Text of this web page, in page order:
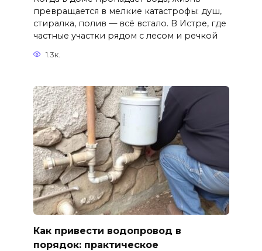
превращается в мелкие катастрофы: душ,
стиралка, полив — всё встало. В Истре, где
частные участки рядом с лесом и речкой
1.3к.
Как привести водопровод в
порядок: практическое